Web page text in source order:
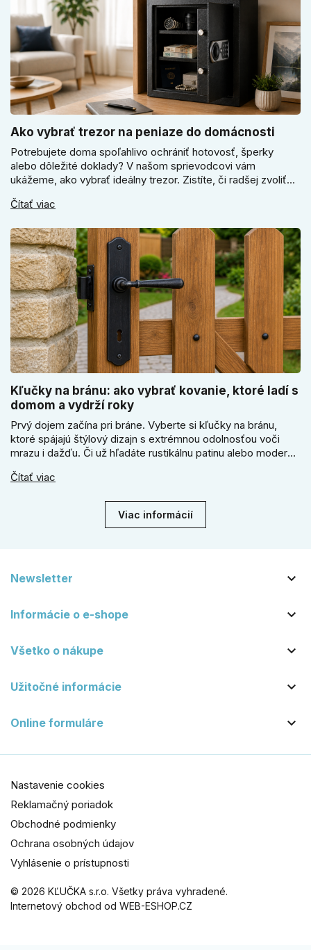
Ako vybrať trezor na peniaze do domácnosti
Potrebujete doma spoľahlivo ochrániť hotovosť, šperky
alebo dôležité doklady? V našom sprievodcovi vám
ukážeme, ako vybrať ideálny trezor. Zistíte, či radšej zvoliť
kľúčové jeho správne ukotvenie.
Čítať viac
Kľučky na bránu: ako vybrať kovanie, ktoré ladí s
domom a vydrží roky
Prvý dojem začína pri bráne. Vyberte si kľučky na bránu,
ktoré spájajú štýlový dizajn s extrémnou odolnosťou voči
mrazu i dažďu. Či už hľadáte rustikálnu patinu alebo moderné
vydrží roky. Zabezpečte svoj vstup kvalitou, ktorá prežije
Čítať viac
Viac informácií
Newsletter 
Informácie o e-shope 
Všetko o nákupe 
Užitočné informácie 
Online formuláre 
© 2026 KĽUČKA s.r.o. Všetky práva vyhradené.
Internetový obchod od WEB-ESHOP.CZ
Nastavenie cookies
Reklamačný poriadok
Obchodné podmienky
Ochrana osobných údajov
Vyhlásenie o prístupnosti